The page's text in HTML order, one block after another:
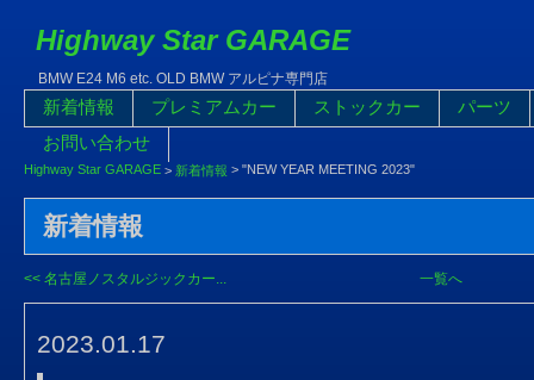
Highway Star GARAGE
BMW E24 M6 etc. OLD BMW アルピナ専門店
新着情報 プレミアムカー ストックカー
パーツ
お問い合わせ
Highway Star GARAGE > 新着情報 > "NEW YEAR MEETING 2023"
新着情報
<< 名古屋ノスタルジックカー... 一覧へ
2023.01.17